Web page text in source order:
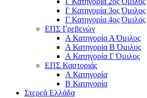
Γ Κατηγορία 3ος Όμιλος
Γ Κατηγορία 4ος Όμιλος
ΕΠΣ Γρεβενών
Α Κατηγορία Α Όμιλος
Α Κατηγορία B Όμιλος
Α Κατηγορία Γ Όμιλος
ΕΠΣ Καστοριάς
Α Κατηγορία
Β Κατηγορία
Στερεά Ελλάδα